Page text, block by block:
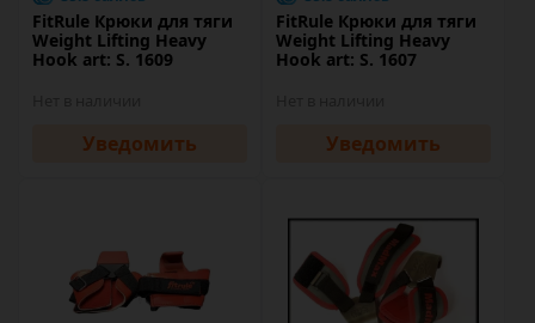
FitRule Крюки для тяги
Weight Lifting Heavy
Hook art: S. 1609
Уведомить
FitRule Крюки для тяги
Weight Lifting Heavy
Hook art: S. 1607
Уведомить